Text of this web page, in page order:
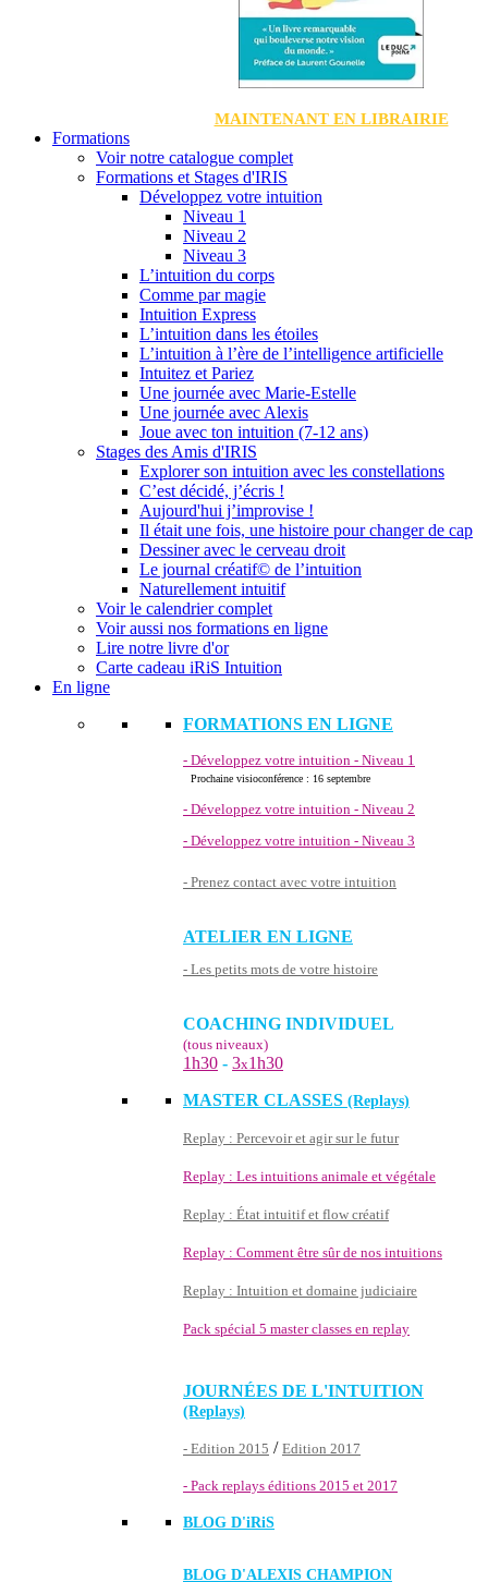
MAINTENANT EN LIBRAIRIE
Formations
Voir notre catalogue complet
Formations et Stages d'IRIS
Développez votre intuition
Niveau 1
Niveau 2
Niveau 3
L’intuition du corps
Comme par magie
Intuition Express
L’intuition dans les étoiles
L’intuition à l’ère de l’intelligence artificielle
Intuitez et Pariez
Une journée avec Marie-Estelle
Une journée avec Alexis
Joue avec ton intuition (7-12 ans)
Stages des Amis d'IRIS
Explorer son intuition avec les constellations
C’est décidé, j’écris !
Aujourd'hui j’improvise !
Il était une fois, une histoire pour changer de cap
Dessiner avec le cerveau droit
Le journal créatif© de l’intuition
Naturellement intuitif
Voir le calendrier complet
Voir aussi nos formations en ligne
Lire notre livre d'or
Carte cadeau iRiS Intuition
En ligne
FORMATIONS EN LIGNE
- Développez votre intuition - Niveau 1
Prochaine visioconférence : 16 septembre
- Développez votre intuition - Niveau 2
- Développez votre intuition - Niveau 3
- Prenez contact avec votre intuition
ATELIER EN LIGNE
- Les petits mots de votre histoire
COACHING INDIVIDUEL
(tous niveaux)
1h30 - 3x1h30
MASTER CLASSES (Replays)
Replay : Percevoir et agir sur le futur
Replay : Les intuitions animale et végétale
Replay : État intuitif et flow créatif
Replay : Comment être sûr de nos intuitions
Replay : Intuition et domaine judiciaire
Pack spécial 5 master classes en replay
JOURNÉES DE L'INTUITION
(Replays)
- Edition 2015 / Edition 2017
- Pack replays éditions 2015 et 2017
BLOG D'iRiS
BLOG D'ALEXIS CHAMPION